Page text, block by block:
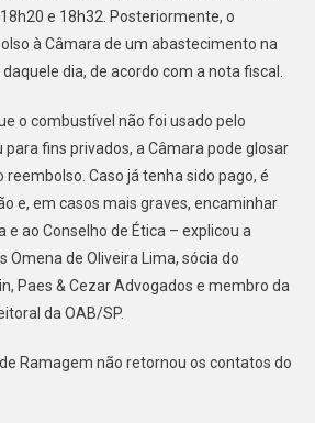
e 18h32. Posteriormente, o
à Câmara de um abastecimento na
dia, de acordo com a nota fiscal.
o combustível não foi usado pelo
fins privados, a Câmara pode glosar
Caso já tenha sido pago, é
e, em casos mais graves, encaminhar
e ao Conselho de Ética – explicou a
Omena de Oliveira Lima, sócia do
Paes & Cezar Advogados e membro da
da OAB/SP.
Ramagem não retornou os contatos do